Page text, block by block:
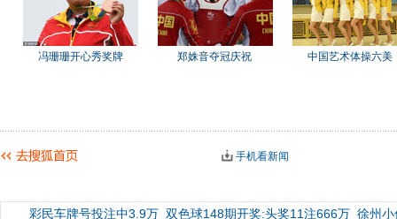
冯珊珊开心秀奖牌 郑姝音夺冠庆祝 中国艺术体操六美
手机看新闻
彩民车牌号投注中3.9万 双色球148期开奖:头奖11注666万 徐州